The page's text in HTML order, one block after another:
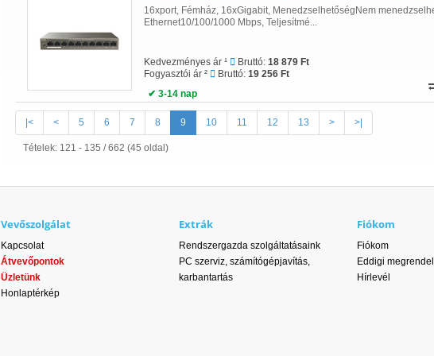
16xport, Fémház, 16xGigabit, MenedzselhetőségNem
Ethernet10/100/1000 Mbps, Teljesítmé...
Kedvezményes ár ¹ Bruttó: 18 879 Ft
Fogyasztói ár ²
Bruttó: 19 256 Ft
✔ 3-14 nap
|< < 5 6 7 8 9 10 11 12 13 > >|
Tételek: 121 - 135 / 662 (45 oldal)
Vevőszolgálat
Kapcsolat
Átvevőpontok
Üzletünk
Honlaptérkép
Extrák
Rendszergazda szolgáltatásaink
PC szerviz, számítógépjavítás,
karbantartás
Fiókom
Fiókom
Eddigi
Hírlevél